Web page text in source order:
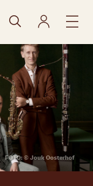
FOTO: © Jouk Oosterhof